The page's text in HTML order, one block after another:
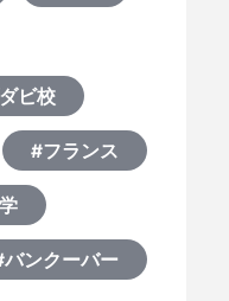
ビ校
#フランス
バンクーバー